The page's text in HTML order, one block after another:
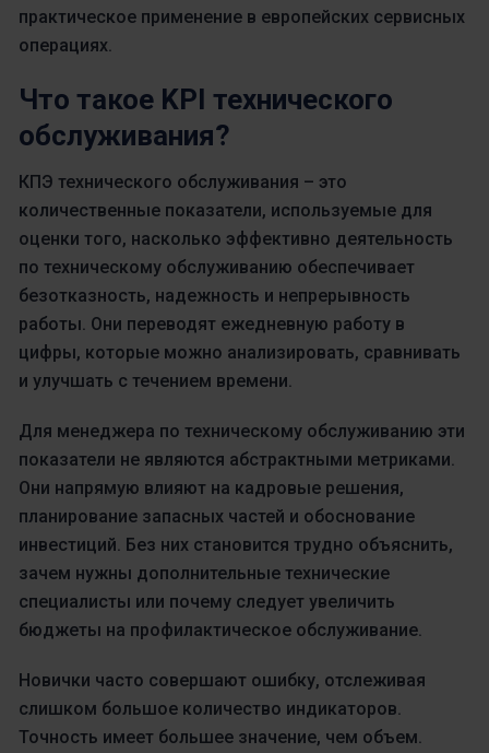
практическое применение в европейских сервисных
операциях.
Что такое KPI технического
обслуживания?
КПЭ технического обслуживания – это
количественные показатели, используемые для
оценки того, насколько эффективно деятельность
по техническому обслуживанию обеспечивает
безотказность, надежность и непрерывность
работы. Они переводят ежедневную работу в
цифры, которые можно анализировать, сравнивать
и улучшать с течением времени.
Для менеджера по техническому обслуживанию эти
показатели не являются абстрактными метриками.
Они напрямую влияют на кадровые решения,
планирование запасных частей и обоснование
инвестиций. Без них становится трудно объяснить,
зачем нужны дополнительные технические
специалисты или почему следует увеличить
бюджеты на профилактическое обслуживание.
Новички часто совершают ошибку, отслеживая
слишком большое количество индикаторов.
Точность имеет большее значение, чем объем.